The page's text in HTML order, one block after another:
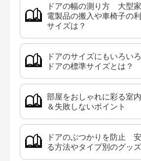
ドアの幅の測り方 大型
電製品の搬入や車椅子の
サイズは？
ドアのサイズにもいろい
ドアの標準サイズとは？
部屋をおしゃれに彩る室
＆失敗しないポイント
ドアのぶつかりを防止
る方法やタイプ別のグッ